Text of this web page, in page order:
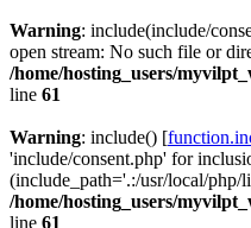
Warning: include(include/
open stream: No such file or
/home/hosting_users/
line 61
Warning: include() [
'include/consent.php' for
(include_path='.:/usr/local/php/
/home/hosting_users/
line 61